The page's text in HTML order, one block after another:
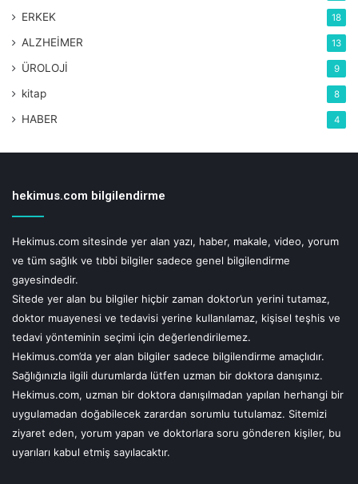
ERKEK 18
ALZHEİMER 13
ÜROLOJİ 9
kitap 8
HABER 4
hekimus.com bilgilendirme
Hekimus.com sitesinde yer alan yazı, haber, makale, video, yorum
ve tüm sağlık ve tıbbi bilgiler sadece genel bilgilendirme
gayesindedir.
Sitede yer alan bu bilgiler hiçbir zaman doktor’un yerini tutamaz,
doktor muayenesi ve tedavisi yerine kullanılamaz, kişisel teşhis ve
tedavi yönteminin seçimi için değerlendirilemez.
Hekimus.com’da yer alan bilgiler sadece bilgilendirme amaçlıdır.
Sağlığınızla ilgili durumlarda lütfen uzman bir doktora danışınız.
Hekimus.com, uzman bir doktora danışılmadan yapılan herhangi bir
uygulamadan doğabilecek zarardan sorumlu tutulamaz. Sitemizi
ziyaret eden, yorum yapan ve doktorlara soru gönderen kişiler, bu
uyarıları kabul etmiş sayılacaktır.